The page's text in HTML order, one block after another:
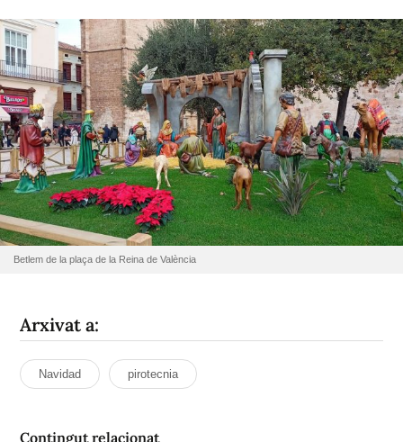
Betlem de la plaça de la Reina de València
Arxivat a:
Navidad pirotecnia
Contingut relacionat